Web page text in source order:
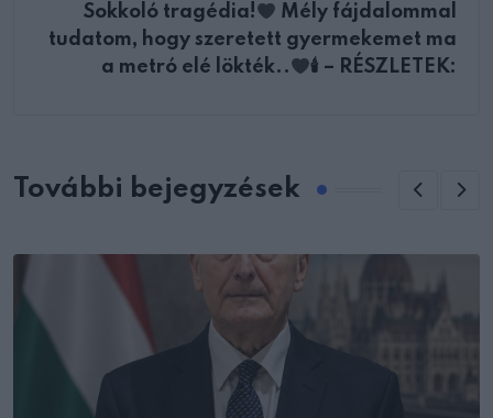
Sokkoló tragédia!
Mély fájdalommal
tudatom, hogy szeretett gyermekemet ma
a metró elé lökték..
🕯 – RÉSZLETEK:
További bejegyzések